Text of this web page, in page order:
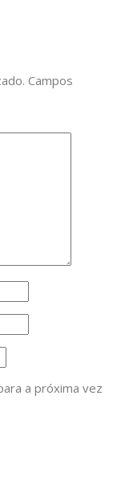
Campos
a próxima vez